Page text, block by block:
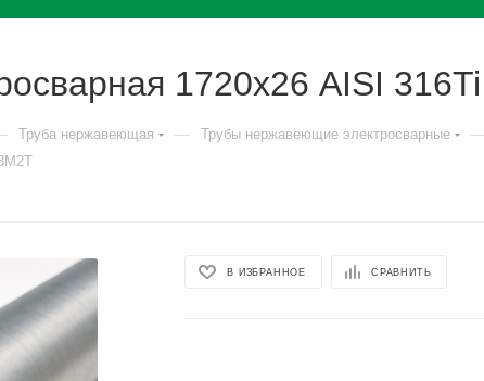
1720х26 AISI
Труба нержавеющая — Трубы нержавеющие электросварные
В ИЗБРАННОЕ СРАВНИТЬ